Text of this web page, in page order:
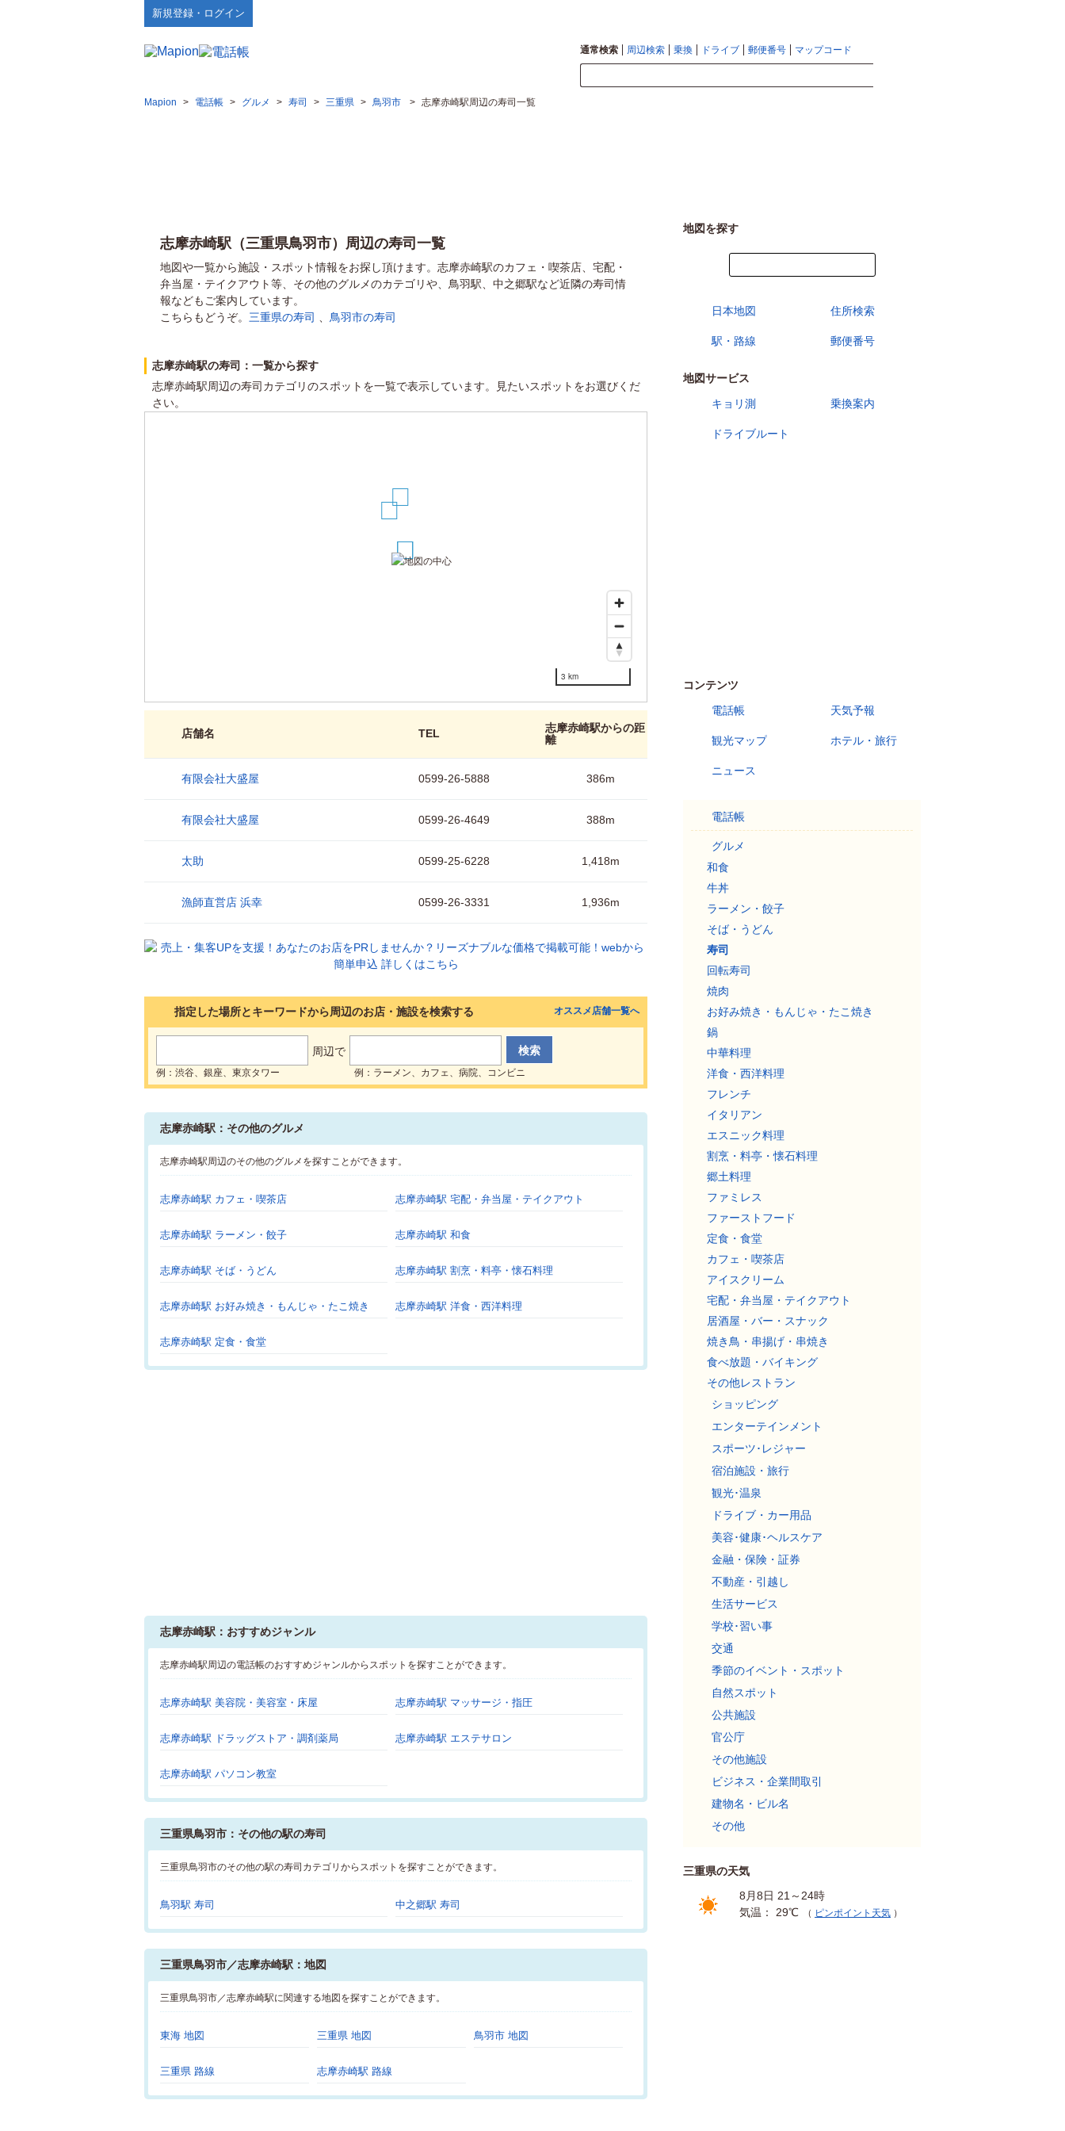
新規登録・ログイン
通常検索 周辺検索 乗換 ドライブ 郵便番号 マップコード
Mapion > 電話帳 > グルメ > 寿司 > 三重県 > 鳥羽市 > 志摩赤崎駅周辺の寿司一覧
志摩赤崎駅（三重県鳥羽市）周辺の寿司一覧
地図や一覧から施設・スポット情報をお探し頂けます。志摩赤崎駅のカフェ・喫茶店、宅配・
弁当屋・テイクアウト等、その他のグルメのカテゴリや、鳥羽駅、中之郷駅など近隣の寿司情
報などもご案内しています。
こちらもどうぞ。 三重県の寿司 鳥羽市の寿司
志摩赤崎駅の寿司：一覧から探す
志摩赤崎駅周辺の寿司カテゴリのスポットを一覧で表示しています。見たいスポットをお選びくだ
さい。
12
3 km
店舗名 TEL
志摩赤崎駅からの距
離
有限会社大盛屋 0599-26-5888 386m
有限会社大盛屋 0599-26-4649 388m
太助 0599-25-6228 1,418m
漁師直営店 浜幸 0599-26-3331 1,936m
指定した場所とキーワードから周辺のお店・施設を検索する
周辺で
例：渋谷、銀座、東京タワー 例：ラーメン、カフェ、病院、コンビニ
オススメ店舗一覧へ
志摩赤崎駅：その他のグルメ
志摩赤崎駅周辺のその他のグルメを探すことができます。
志摩赤崎駅 カフェ・喫茶店 志摩赤崎駅 宅配・弁当屋・テイクアウト
志摩赤崎駅 ラーメン・餃子 志摩赤崎駅 和食
志摩赤崎駅 そば・うどん 志摩赤崎駅 割烹・料亭・懐石料理
志摩赤崎駅 お好み焼き・もんじゃ・たこ焼き 志摩赤崎駅 洋食・西洋料理
志摩赤崎駅 定食・食堂
志摩赤崎駅：おすすめジャンル
志摩赤崎駅周辺の電話帳のおすすめジャンルからスポットを探すことができます。
志摩赤崎駅 美容院・美容室・床屋 志摩赤崎駅 マッサージ・指圧
志摩赤崎駅 ドラッグストア・調剤薬局 志摩赤崎駅 エステサロン
志摩赤崎駅 パソコン教室
三重県鳥羽市：その他の駅の寿司
三重県鳥羽市のその他の駅の寿司カテゴリからスポットを探すことができます。
鳥羽駅 寿司 中之郷駅 寿司
三重県鳥羽市／志摩赤崎駅：地図
三重県鳥羽市／志摩赤崎駅に関連する地図を探すことができます。
東海 地図 三重県 地図 鳥羽市 地図
三重県 路線 志摩赤崎駅 路線
地図を探す
日本地図 住所検索
駅・路線 郵便番号
地図サービス
キョリ測
乗換案内
ドライブルート
コンテンツ
電話帳
天気予報
観光マップ ホテル・旅行
ニュース
電話帳
グルメ
和食
牛丼
ラーメン・餃子
そば・うどん
寿司
回転寿司
焼肉
お好み焼き・もんじゃ・たこ焼き
鍋
中華料理
洋食・西洋料理
フレンチ
イタリアン
エスニック料理
割烹・料亭・懐石料理
郷土料理
ファミレス
ファーストフード
定食・食堂
カフェ・喫茶店
アイスクリーム
宅配・弁当屋・テイクアウト
居酒屋・バー・スナック
焼き鳥・串揚げ・串焼き
食べ放題・バイキング
その他レストラン
ショッピング
エンターテインメント
スポーツ･レジャー
宿泊施設・旅行
観光･温泉
ドライブ・カー用品
美容･健康･ヘルスケア
金融・保険・証券
不動産・引越し
生活サービス
学校･習い事
交通
季節のイベント・スポット
自然スポット
公共施設
官公庁
その他施設
ビジネス・企業間取引
建物名・ビル名
その他
三重県の天気
8月8日 21～24時
気温： 29℃
（ ピンポイント天気 ）